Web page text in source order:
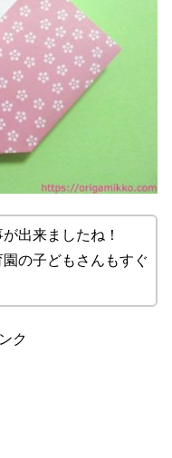
出来ましたね！
の子どもさんもすぐ
ク